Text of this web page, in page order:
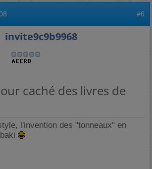
#6
invite9c9b9968
caché des livres de
l'invention des "tonneaux" en